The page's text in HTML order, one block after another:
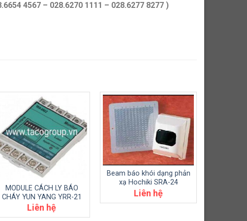
4567 – 028.6270 1111 – 028.6277 8277 )
MODULE CÁCH LY BÁO
CHÁY YUN YANG YRR-21
Liên hệ
Beam báo khói dạng phản
xạ Hochiki SRA-24
Liên hệ